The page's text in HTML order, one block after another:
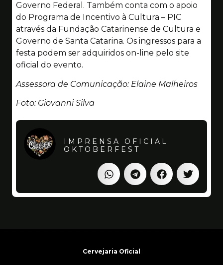
Governo Federal. Também conta com o apoio
do Programa de Incentivo à Cultura – PIC
através da Fundação Catarinense de Cultura e
Governo de Santa Catarina. Os ingressos para a
festa podem ser adquiridos on-line pelo site
oficial do evento.
Assessora de Comunicação: Elaine Malheiros
Foto: Giovanni Silva
IMPRENSA OFICIAL
OKTOBERFEST
Cervejaria Oficial